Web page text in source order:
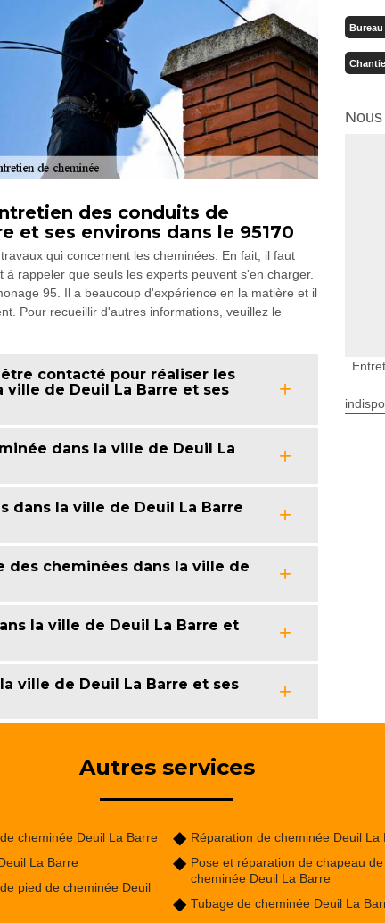
des conduits de
et ses environs dans le 95170
qui concernent les cheminées. En fait, il faut
rappeler que seuls les experts peuvent s'en charger.
95. Il a beaucoup d'expérience en la matière et il
Pour recueillir d'autres informations, veuillez le
contacté pour réaliser les
de Deuil La Barre et ses
dans la ville de Deuil La
dans la ville de Deuil La Barre
des cheminées dans la ville de
la ville de Deuil La Barre et
ville de Deuil La Barre et ses
Bureau
Autres services
cheminée Deuil La Barre
La Barre
pied de cheminée Deuil
Réparation de cheminée Deuil La
Pose et réparation de chapeau de
cheminée Deuil La Barre
Tubage de cheminée Deuil La